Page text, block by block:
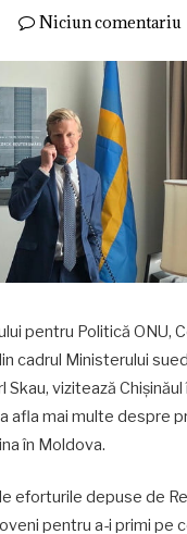
Niciun comentariu
pentru Politică ONU,
cadrul Ministerului
Skau, vizitează
afla mai multe despre
în Moldova.
eforturile depuse de
pentru a-i primi pe